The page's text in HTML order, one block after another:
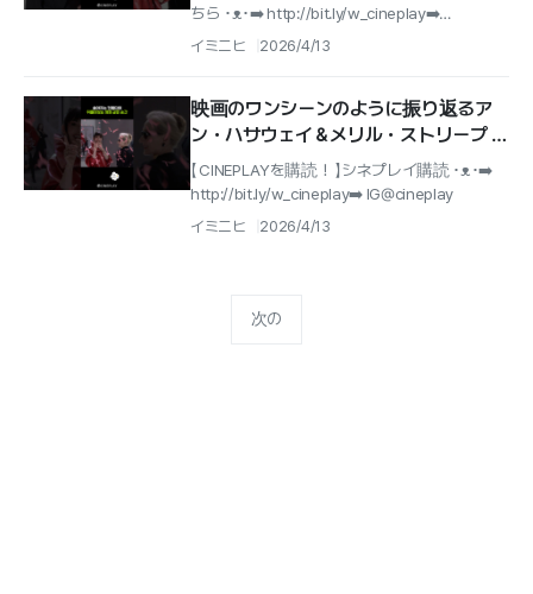
ちら ･ᴥ･➡️ http://bit.ly/w_cineplay➡️
IG@cineplay_kr
イミニヒ 2026/4/13
映画のワンシーンのように振り返るア
ン・ハサウェイ＆メリル・ストリープ #
プラダを着た悪魔2 #レッドカーペット
【 CINEPLAYを購読！ 】シネプレイ購読 ･ᴥ･➡️
http://bit.ly/w_cineplay➡️ IG@cineplay
イミニヒ 2026/4/13
次の